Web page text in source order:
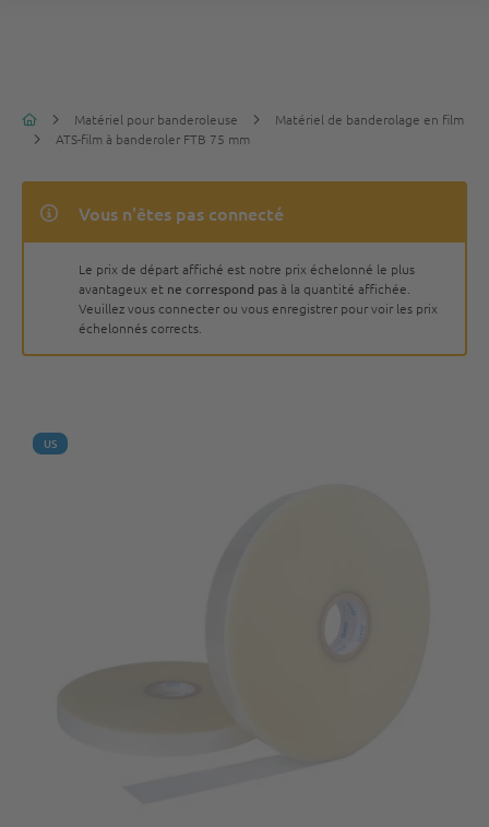
Matériel pour banderoleuse
Matériel de banderolage en film
ATS-film à banderoler FTB 75 mm
Vous n'êtes pas connecté
Le prix de départ affiché est notre prix échelonné le plus
avantageux et ne correspond pasà la quantité affichée.
Veuillez vous connecter ou vous enregistrer pour voir les prix
échelonnés corrects.
US